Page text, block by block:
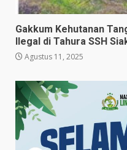
Gakkum Kehutanan
Ilegal di Tahura SSH
Agustus 11, 2025